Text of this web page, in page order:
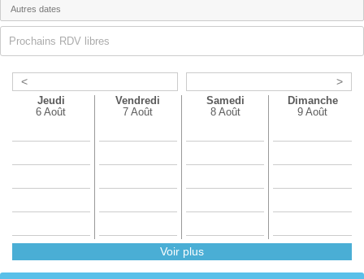
< >
Jeudi
6 Août
Vendredi
7 Août
Samedi
8 Août
Dimanche
9 Août
Voir plus
Prochains RDV libres